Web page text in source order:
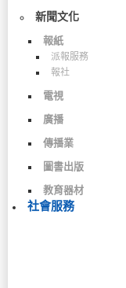
新聞文化
報紙
派報服務
報社
電視
廣播
傳播業
圖書出版
教育器材
社會服務